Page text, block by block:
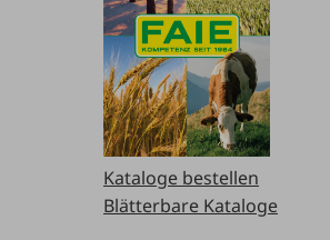
Kataloge bestellen
Blätterbare Kataloge